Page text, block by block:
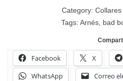
Category:
Tags: Arnés, bad
Facebook X
WhatsApp
Correo